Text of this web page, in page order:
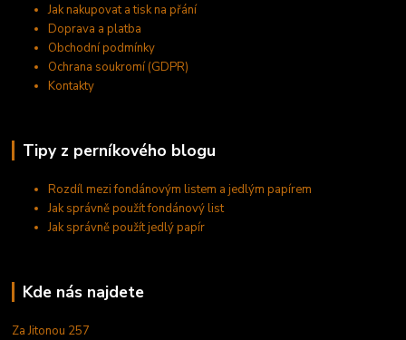
Jak nakupovat a tisk na přání
Doprava a platba
Obchodní podmínky
Ochrana soukromí (GDPR)
Kontakty
Tipy z perníkového blogu
Rozdíl mezi fondánovým listem a jedlým papírem
Jak správně použít fondánový list
Jak správně použít jedlý papír
Kde nás najdete
Za Jitonou 257